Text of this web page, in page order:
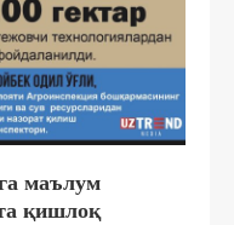
маълум
қишлоқ